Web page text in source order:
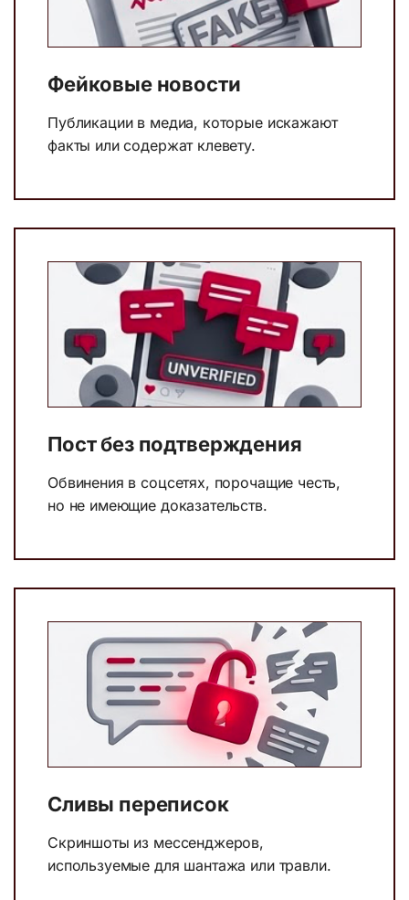
Фейковые новости
Публикации в медиа, которые искажают
факты или содержат клевету.
Пост без подтверждения
Обвинения в соцсетях, порочащие честь,
но не имеющие доказательств.
Сливы переписок
Скриншоты из мессенджеров,
используемые для шантажа или травли.